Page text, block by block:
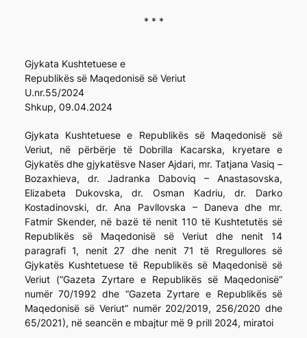
* * *
Gjykata Kushtetuese e
Republikës së Maqedonisë së Veriut
U.nr.55/2024
Shkup, 09.04.2024
Gjykata Kushtetuese e Republikës së Maqedonisë së
Veriut, në përbërje të Dobrilla Kacarska, kryetare e
Gjykatës dhe gjykatësve Naser Ajdari, mr. Tatjana Vasiq –
Bozaxhieva, dr. Jadranka Daboviq – Anastasovska,
Elizabeta Dukovska, dr. Osman Kadriu, dr. Darko
Kostadinovski, dr. Ana Pavllovska – Daneva dhe mr.
Fatmir Skender, në bazë të nenit 110 të Kushtetutës së
Republikës së Maqedonisë së Veriut dhe nenit 14
paragrafi 1, nenit 27 dhe nenit 71 të Rregullores së
Gjykatës Kushtetuese të Republikës së Maqedonisë së
Veriut (“Gazeta Zyrtare e Republikës së Maqedonisë”
numër 70/1992 dhe “Gazeta Zyrtare e Republikës së
Maqedonisë së Veriut” numër 202/2019, 256/2020 dhe
65/2021), në seancën e mbajtur më 9 prill 2024, miratoi